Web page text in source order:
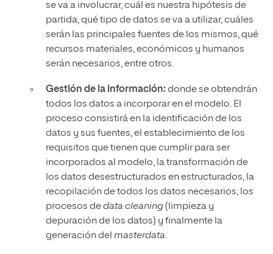
se va a involucrar, cuál es nuestra hipótesis de
partida, qué tipo de datos se va a utilizar, cuáles
serán las principales fuentes de los mismos, qué
recursos materiales, económicos y humanos
serán necesarios, entre otros.
Gestión de la información: donde se obtendrán
todos los datos a incorporar en el modelo. El
proceso consistirá en la identificación de los
datos y sus fuentes, el establecimiento de los
requisitos que tienen que cumplir para ser
incorporados al modelo, la transformación de
los datos desestructurados en estructurados, la
recopilación de todos los datos necesarios, los
procesos dedata cleaning(limpieza y
depuración de los datos) y finalmente la
generación del masterdata.